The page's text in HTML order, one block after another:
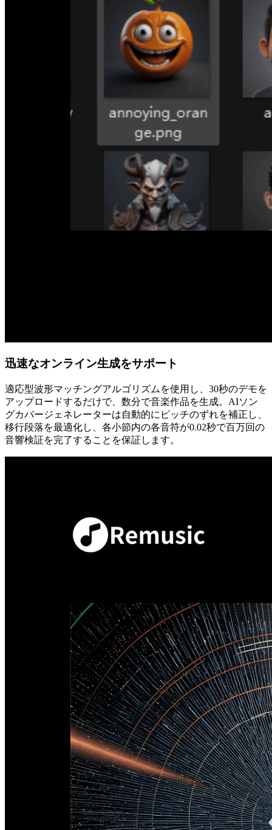
迅速なオンライン生成をサポート
適応型波形マッチングアルゴリズムを使用し、30秒のデモを
アップロードするだけで、数分で音楽作品を生成。AIソン
グカバージェネレーターは自動的にピッチのずれを補正し、
移行段落を最適化し、各小節内の各音符が0.02秒で百万回の
音響検証を完了することを保証します。